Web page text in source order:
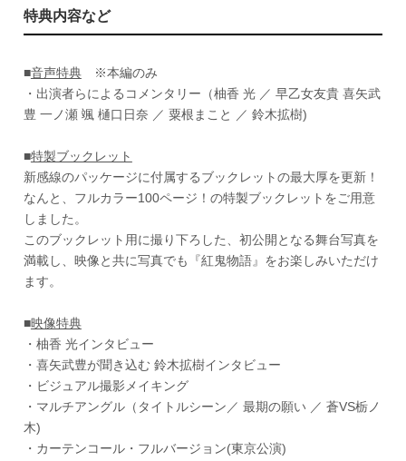
特典内容など
■音声特典
※本編のみ
・出演者らによるコメンタリー（柚香 光 ／ 早乙女友貴 喜矢武
豊 一ノ瀬 颯 樋口日奈 ／ 粟根まこと ／ 鈴木拡樹)
■特製ブックレット
新感線のパッケージに付属するブックレットの最大厚を更新！
なんと、フルカラー100ページ！の特製ブックレットをご用意
しました。
このブックレット用に撮り下ろした、初公開となる舞台写真を
満載し、映像と共に写真でも『紅鬼物語』をお楽しみいただけ
ます。
■映像特典
・柚香 光インタビュー
・喜矢武豊が聞き込む 鈴木拡樹インタビュー
・ビジュアル撮影メイキング
・マルチアングル（タイトルシーン／ 最期の願い ／ 蒼VS栃ノ
木)
・カーテンコール・フルバージョン(東京公演)